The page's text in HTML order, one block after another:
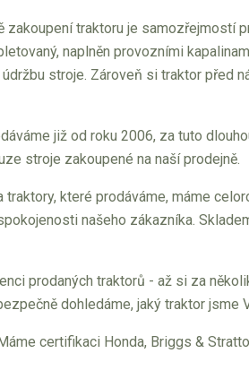
zakoupení traktoru je samozřejmostí
naplněn provozními
stroje. Zároveň si traktor před
již od roku 2006, za tuto
stroje zakoupené na naší prodejně.
traktory, které prodáváme, máme
našeho zákazníka.
prodaných traktorů - až si za
dohledáme, jaký traktor jsme
certifikaci Honda, Briggs &